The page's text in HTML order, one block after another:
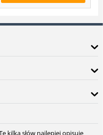
kilka słów najlepiej opisuje